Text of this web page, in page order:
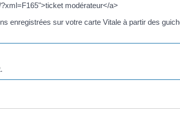
modérateur</a>
enregistrées sur votre carte Vitale à partir des